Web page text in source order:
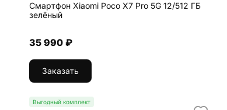
Смартфон Xiaomi Poco X7 Pro 5G 12/512 ГБ
зелёный
35 990 ₽
Заказать
Выгодный комплект